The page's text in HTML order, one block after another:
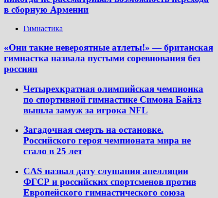
в сборную Армении
Гимнастика
«Они такие невероятные атлеты!» — британская
гимнастка назвала пустыми соревнования без
россиян
Четырехкратная олимпийская чемпионка
по спортивной гимнастике Симона Байлз
вышла замуж за игрока NFL
Загадочная смерть на остановке.
Российского героя чемпионата мира не
стало в 25 лет
CAS назвал дату слушания апелляции
ФГСР и российских спортсменов против
Европейского гимнастического союза